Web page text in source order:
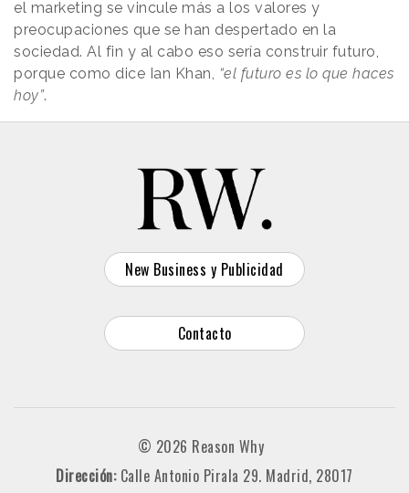
el marketing se vincule más a los valores y
preocupaciones que se han despertado en la
sociedad. Al fin y al cabo eso sería construir futuro,
porque como dice Ian Khan, “el futuro es lo que haces
hoy”.
New Business y Publicidad
Contacto
© 2026 Reason Why
Dirección: Calle Antonio Pirala 29. Madrid, 28017